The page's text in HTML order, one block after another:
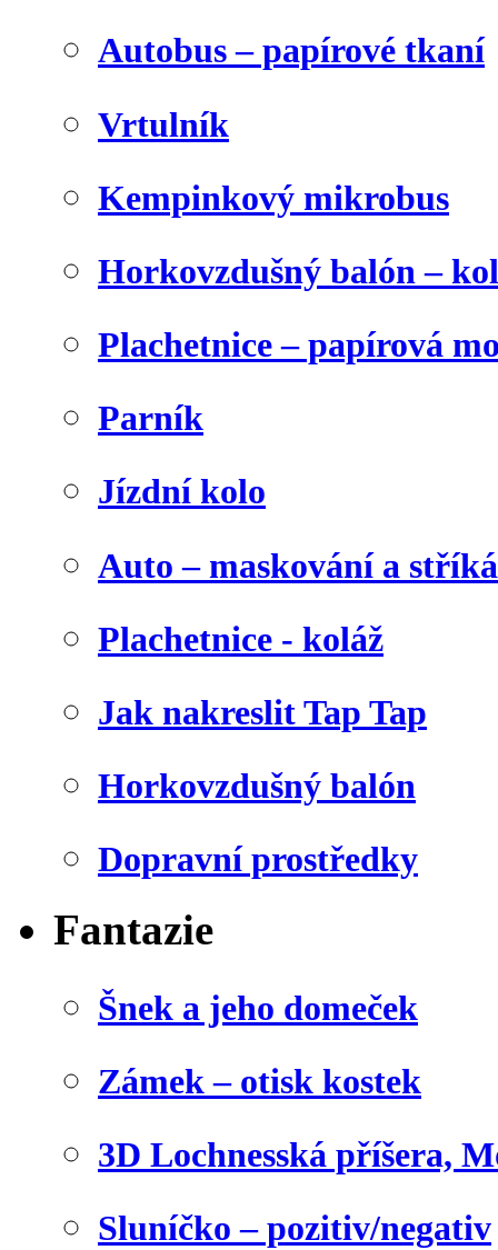
Autobus – papírové tkaní
Vrtulník
Kempinkový mikrobus
Horkovzdušný balón –
Plachetnice – papírová
Parník
Jízdní kolo
Auto – maskování a
Plachetnice - koláž
Jak nakreslit Tap Tap
Horkovzdušný balón
Dopravní prostředky
Fantazie
Šnek a jeho domeček
Zámek – otisk kostek
3D Lochnesská příšera,
Sluníčko – pozitiv/negativ